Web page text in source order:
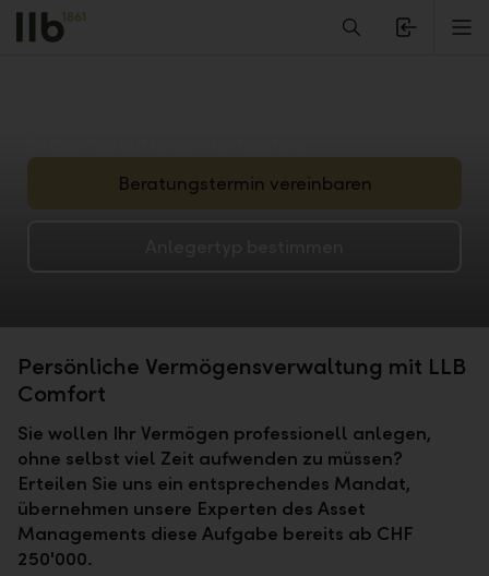
Alerts.Headline
Beratungstermin vereinbaren
Persönliche Vermögensverwaltung mit LLB
Comfort
Sie wollen Ihr Vermögen professionell anlegen,
ohne selbst viel Zeit aufwenden zu müssen?
Erteilen Sie uns ein entsprechendes Mandat,
übernehmen unsere Experten des Asset
Managements diese Aufgabe bereits ab CHF
250'000.